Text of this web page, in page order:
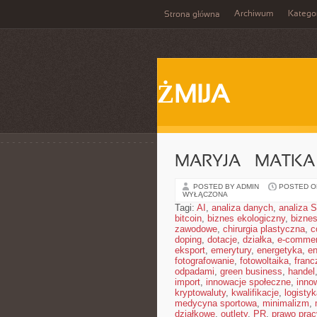
Strona główna Archiwum
ŻMIJA
MARYJA –
POSTED BY ADMIN POSTED
WYŁĄCZONA
Tagi: AI , analiza danych, analiza
bitcoin, biznes ekologiczny,
zawodowe, chirurgia plastyczna,
doping, dotacje, działka, e-
eksport, emerytury, energetyka,
fotografowanie, fotowoltaika,
odpadami, green business, handel ,
import, innowacje społeczne,
kryptowaluty, kwalifikacje,
medycyna sportowa, minimalizm,
działkowe, outlety, PR, prawo